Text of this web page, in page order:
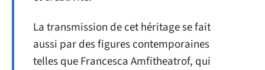
La transmission de cet héritage se fait
aussi par des figures contemporaines
telles que Francesca Amfitheatrof, qui